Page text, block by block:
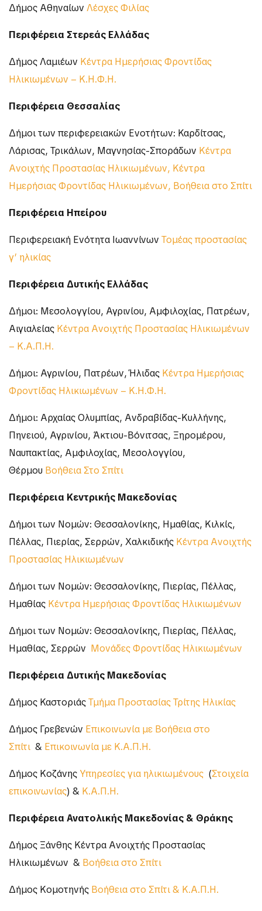
Δήμος Αθηναίων Λέσχες Φιλίας
Περιφέρεια Στερεάς Ελλάδας
Δήμος Λαμιέων Κέντρα Ημερήσιας Φροντίδας
Ηλικιωμένων – Κ.Η.Φ.Η.
Περιφέρεια Θεσσαλίας
Δήμοι των περιφερειακών Ενοτήτων: Καρδίτσας,
Λάρισας, Τρικάλων, Μαγνησίας-Σποράδων Κέντρα
Ανοιχτής Προστασίας Ηλικιωμένων, Κέντρα
Ημερήσιας Φροντίδας Ηλικιωμένων, Βοήθεια στο Σπίτι
Περιφέρεια Ηπείρου
Περιφερειακή Ενότητα Ιωαννίνων Τομέας προστασίας
γ’ ηλικίας
Περιφέρεια Δυτικής Ελλάδας
Δήμοι: Μεσολογγίου, Αγρινίου, Αμφιλοχίας, Πατρέων,
Αιγιαλείας Κέντρα Ανοιχτής Προστασίας Ηλικιωμένων
– Κ.Α.Π.Η.
Δήμοι: Αγρινίου, Πατρέων, Ήλιδας Κέντρα Ημερήσιας
Φροντίδας Ηλικιωμένων – Κ.Η.Φ.Η.
Δήμοι: Αρχαίας Ολυμπίας, Ανδραβίδας-Κυλλήνης,
Πηνειού, Αγρινίου, Άκτιου-Βόνιτσας, Ξηρομέρου,
Ναυπακτίας, Αμφιλοχίας, Μεσολογγίου,
Θέρμου Βοήθεια Στο Σπίτι
Περιφέρεια Κεντρικής Μακεδονίας
Δήμοι των Νομών: Θεσσαλονίκης, Ημαθίας, Κιλκίς,
Πέλλας, Πιερίας, Σερρών, Χαλκιδικής Κέντρα Ανοιχτής
Προστασίας Ηλικιωμένων
Δήμοι των Νομών: Θεσσαλονίκης, Πιερίας, Πέλλας,
Ημαθίας Κέντρα Ημερήσιας Φροντίδας Ηλικιωμένων
Δήμοι των Νομών: Θεσσαλονίκης, Πιερίας, Πέλλας,
Ημαθίας, Σερρών Μονάδες Φροντίδας Ηλικιωμένων
Περιφέρεια Δυτικής Μακεδονίας
Δήμος ΚαστοριάςΤμήμα Προστασίας Τρίτης Ηλικίας
Δήμος Γρεβενών Επικοινωνία με Βοήθεια στο
Σπίτι & Επικοινωνία με Κ.Α.Π.Η.
Δήμος Κοζάνης Υπηρεσίες για ηλικιωμένους (Στοιχεία
επικοινωνίας) & Κ.Α.Π.Η.
Περιφέρεια Ανατολικής Μακεδονίας & Θράκης
Δήμος Ξάνθης Κέντρα Ανοιχτής Προστασίας
Ηλικιωμένων & Βοήθεια στο Σπίτι
Δήμος Κομοτηνής Βοήθεια στο Σπίτι & Κ.Α.Π.Η.